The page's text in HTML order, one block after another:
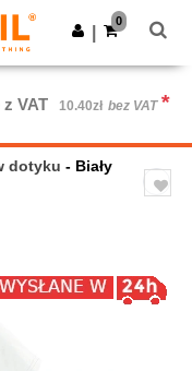
Pobierz app
0
VAT 10.40zł bez VAT *
dotyku - Biały